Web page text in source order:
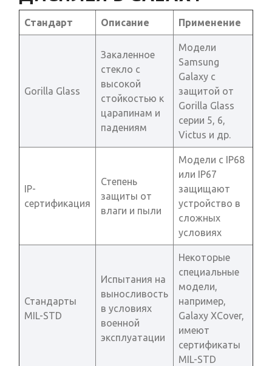
Стандарт Описание Применение
Gorilla Glass
Закаленное
стекло с
высокой
стойкостью к
царапинам и
падениям
Модели
Samsung
Galaxy с
защитой от
Gorilla Glass
серии 5, 6,
Victus и др.
IP-
сертификация
Степень
защиты от
влаги и пыли
Модели с IP68
или IP67
защищают
устройство в
сложных
условиях
Стандарты
MIL-STD
Испытания на
выносливость
в условиях
военной
эксплуатации
Некоторые
специальные
модели,
например,
Galaxy XCover,
имеют
сертификаты
MIL-STD